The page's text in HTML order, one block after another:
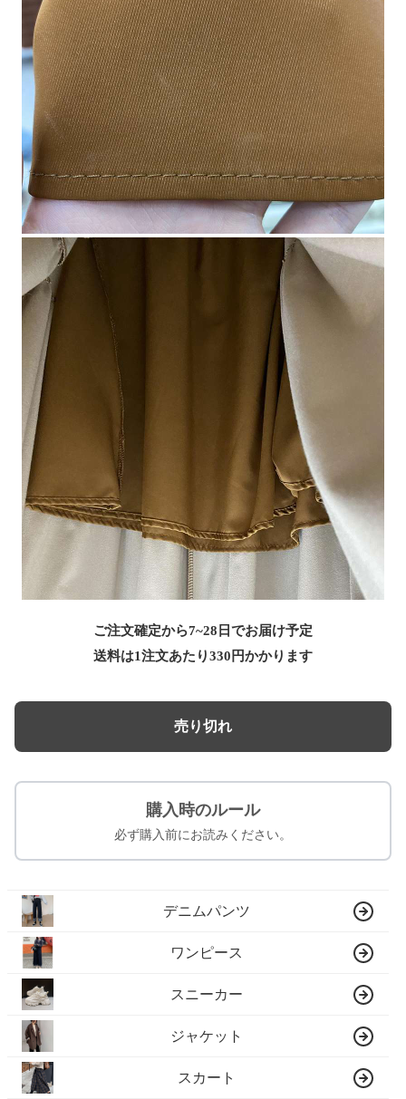
ご注文確定から7~28日でお届け予定
送料は1注文あたり330 円かかります
売り切れ
購入時のルール
必ず購入前にお読みください。
デニムパンツ
ワンピース
スニーカー
ジャケット
スカート